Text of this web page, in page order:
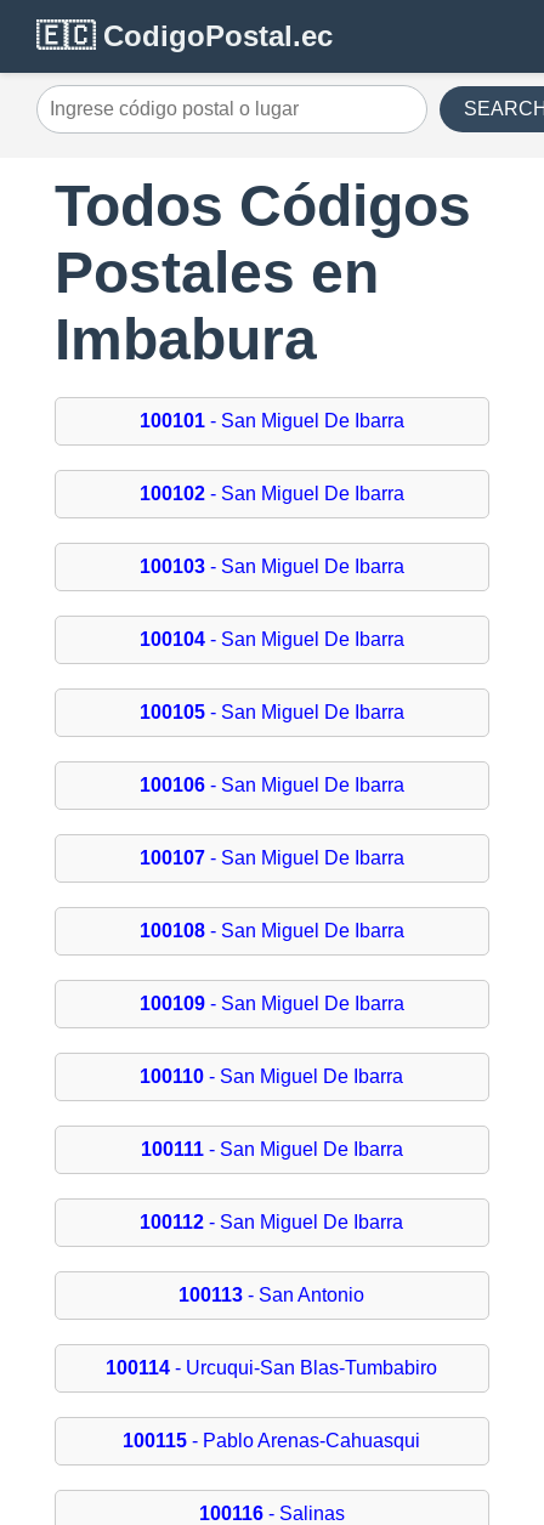
🇪🇨 CodigoPostal.ec
Todos Códigos
Postales en
Imbabura
100101- San Miguel De Ibarra
100102- San Miguel De Ibarra
100103- San Miguel De Ibarra
100104- San Miguel De Ibarra
100105- San Miguel De Ibarra
100106- San Miguel De Ibarra
100107- San Miguel De Ibarra
100108- San Miguel De Ibarra
100109- San Miguel De Ibarra
100110 - San Miguel De Ibarra
100111- San Miguel De Ibarra
100112 - San Miguel De Ibarra
100113 - San Antonio
100114 - Urcuqui-San Blas-Tumbabiro
100115 - Pablo Arenas-Cahuasqui
100116- Salinas